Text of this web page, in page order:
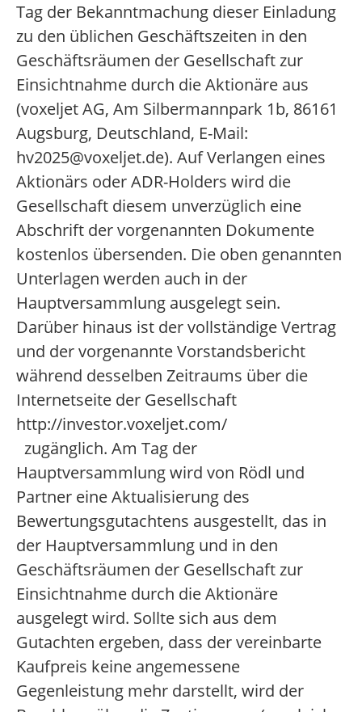
Tag der Bekanntmachung dieser Einladung
zu den üblichen Geschäftszeiten in den
Geschäftsräumen der Gesellschaft zur
Einsichtnahme durch die Aktionäre aus
(voxeljet AG, Am Silbermannpark 1b, 86161
Augsburg, Deutschland, E-Mail:
hv2025@voxeljet.de). Auf Verlangen eines
Aktionärs oder ADR-Holders wird die
Gesellschaft diesem unverzüglich eine
Abschrift der vorgenannten Dokumente
kostenlos übersenden. Die oben genannten
Unterlagen werden auch in der
Hauptversammlung ausgelegt sein.
Darüber hinaus ist der vollständige Vertrag
und der vorgenannte Vorstandsbericht
während desselben Zeitraums über die
Internetseite der Gesellschaft
http://investor.voxeljet.com/
zugänglich. Am Tag der
Hauptversammlung wird von Rödl und
Partner eine Aktualisierung des
Bewertungsgutachtens ausgestellt, das in
der Hauptversammlung und in den
Geschäftsräumen der Gesellschaft zur
Einsichtnahme durch die Aktionäre
ausgelegt wird. Sollte sich aus dem
Gutachten ergeben, dass der vereinbarte
Kaufpreis keine angemessene
Gegenleistung mehr darstellt, wird der